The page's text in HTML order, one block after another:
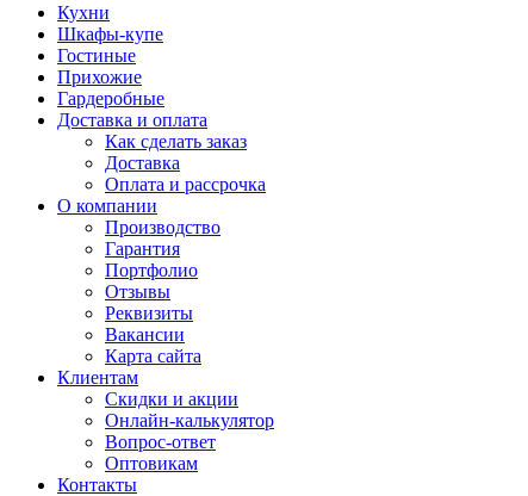
Кухни
Шкафы-купе
Гостиные
Прихожие
Гардеробные
Доставка и оплата
Как сделать заказ
Доставка
Оплата и рассрочка
О компании
Производство
Гарантия
Портфолио
Отзывы
Реквизиты
Вакансии
Карта сайта
Клиентам
Скидки и акции
Онлайн-калькулятор
Вопрос-ответ
Оптовикам
Контакты